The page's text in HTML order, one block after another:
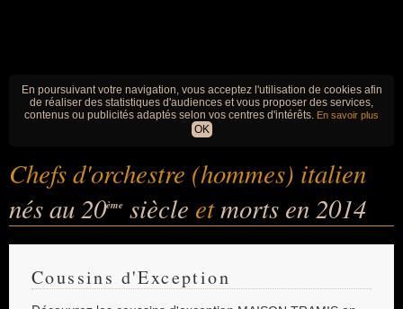
En poursuivant votre navigation, vous acceptez l'utilisation de cookies afin
de réaliser des statistiques d'audiences et vous proposer des services,
contenus ou publicités adaptés selon vos centres d'intérêts. En savoir plus
OK
Chefs d'orchestre (hommes) italien
nés au 20ème siècle etmorts en 2014
Coussins d'Exception